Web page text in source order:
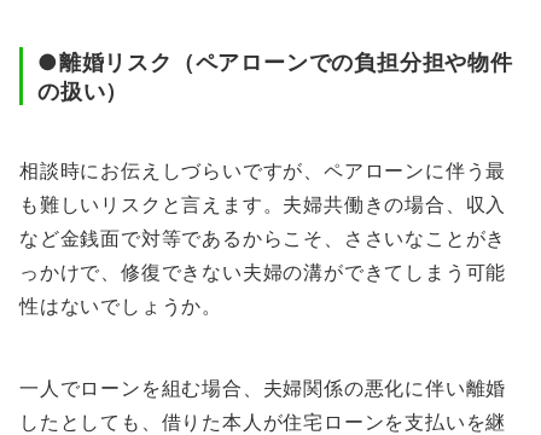
●離婚リスク（ペアローンでの負担分担や物件
の扱い）
相談時にお伝えしづらいですが、ペアローンに伴う最
も難しいリスクと言えます。夫婦共働きの場合、収入
など金銭面で対等であるからこそ、ささいなことがき
っかけで、修復できない夫婦の溝ができてしまう可能
性はないでしょうか。
一人でローンを組む場合、夫婦関係の悪化に伴い離婚
したとしても、借りた本人が住宅ローンを支払いを継